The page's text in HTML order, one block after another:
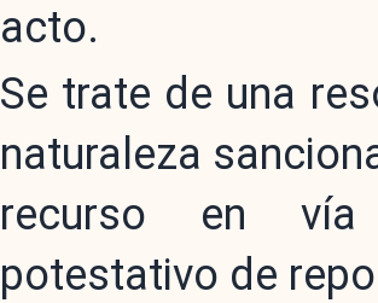
acto.
Se trate de una
naturaleza
recurso en vía
potestativo de